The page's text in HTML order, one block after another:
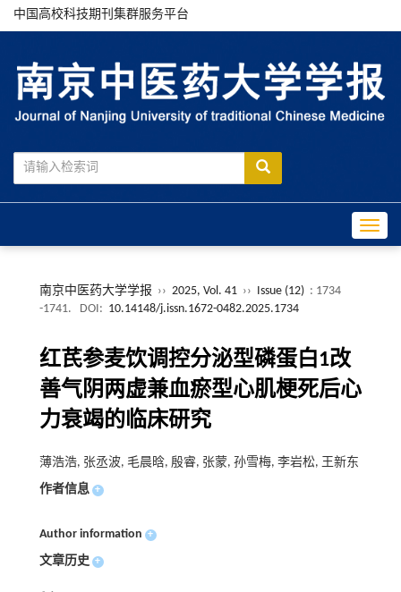
中国高校科技期刊集群服务平台
南京中医药大学学报 ›› 2025, Vol. 41 ›› Issue (12) : 1734
-1741.
DOI: 10.14148/j.issn.1672-0482.2025.1734
红芪参麦饮调控分泌型磷蛋白1改
善气阴两虚兼血瘀型心肌梗死后心
力衰竭的临床研究
薄浩浩, 张丞波, 毛晨晗, 殷睿, 张蒙, 孙雪梅, 李岩松, 王新东
作者信息 +
Author information +
文章历史 +